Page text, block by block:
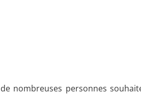
nombreuses personnes